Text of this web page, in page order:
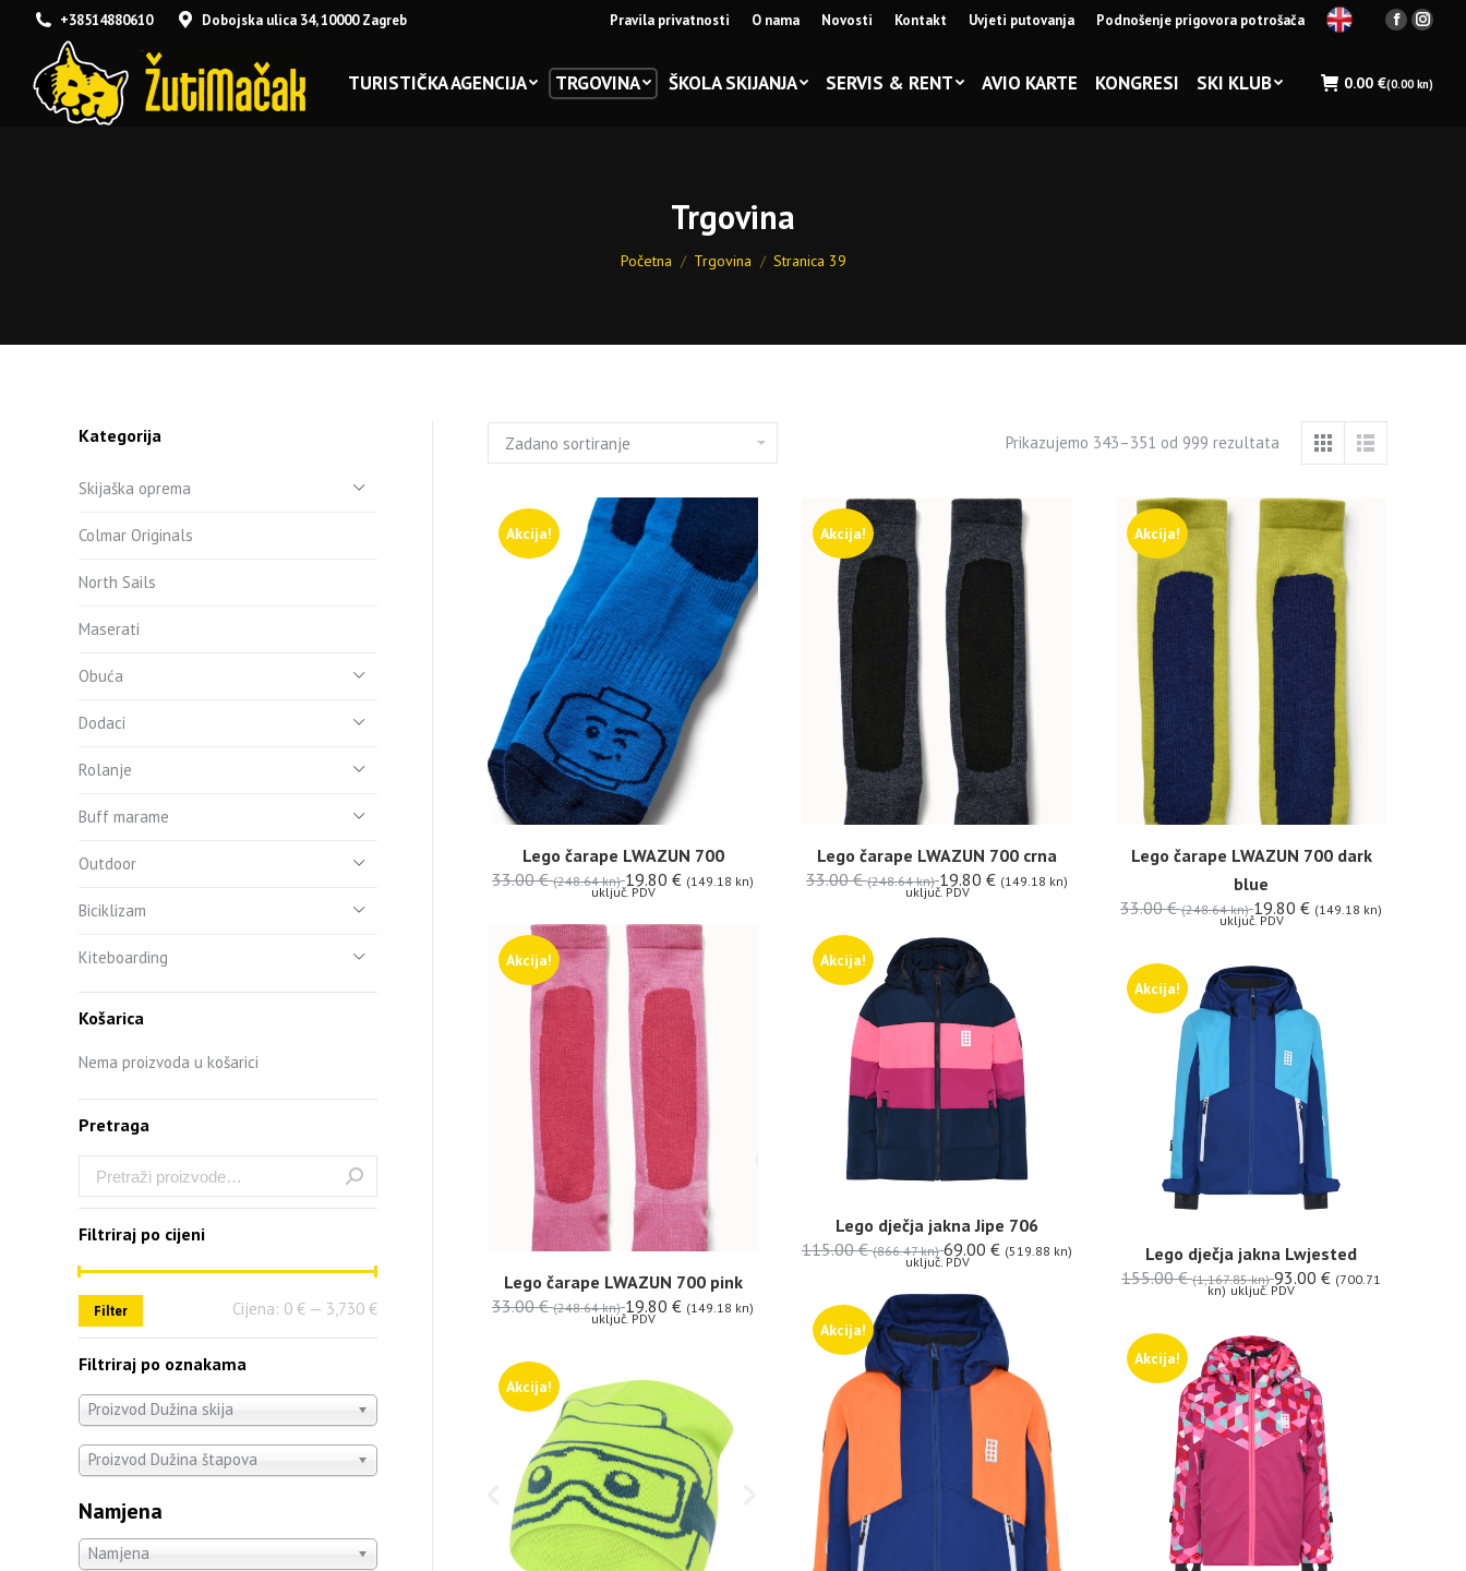
+38514880610 Dobojska ulica 34, 10000 Zagreb Pravila privatnosti O nama Novosti Kontakt Uvjeti putovanja Podnošenje prigovora potrošača
Facebook
in
in
TURISTIČKA AGENCIJA TRGOVINA ŠKOLA SKIJANJA SERVIS & RENT AVIO KARTE KONGRESI SKI KLUB 0.00 €(0.00 kn)
Trgovina
You are here:
Početna Trgovina Stranica 39
Prikazujemo 343–351 od 999 rezultata
Akcija!
Lego čarape LWAZUN 700
33.00€ (248.64 kn) 19.80 € (149.18 kn)
uključ. PDV
Akcija!
Lego čarape LWAZUN 700 crna
33.00€ (248.64 kn) 19.80 € (149.18 kn)
uključ. PDV
Akcija!
Lego čarape LWAZUN 700 dark
blue
33.00€ (248.64 kn) 19.80 € (149.18 kn)
uključ. PDV
Akcija!
Lego čarape LWAZUN 700 pink
33.00€ (248.64 kn) 19.80 € (149.18 kn)
uključ. PDV
Akcija!
Lego dječja jakna Jipe 706
115.00€ (866.47 kn) 69.00 € (519.88 kn)
uključ. PDV
Akcija!
Lego dječja jakna Lwjested
155.00€ (1,167.85 kn) 93.00 € (700.71
kn) uključ. PDV
Akcija!
Akcija!
Akcija!
Kategorija
Skijaška oprema
Colmar Originals
North Sails
Maserati
Obuća
Dodaci
Rolanje
Buff marame
Outdoor
Biciklizam
Kiteboarding
Košarica
Nema proizvoda u košarici
Pretraga
Filtriraj po cijeni
Filter Cijena: 0 € — 3,730 €
Filtriraj po oznakama
Proizvod Dužina skija
Proizvod Dužina štapova
Namjena
Namjena